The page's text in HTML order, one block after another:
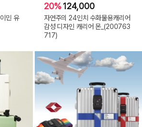
민 유
20%124,000
자연주의 24인치 수화물용캐리어
감성 디자인 캐리어 몬_(200763
717)